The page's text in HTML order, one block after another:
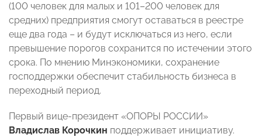
(100 человек для малых и 101–200 человек для
средних) предприятия смогут оставаться в реестре
еще два года – и будут исключаться из него, если
превышение порогов сохранится по истечении этого
срока. По мнению Минэкономики, сохранение
господдержки обеспечит стабильность бизнеса в
переходный период.
Первый вице-президент «ОПОРЫ РОССИИ»
Владислав Корочкин поддерживает инициативу.